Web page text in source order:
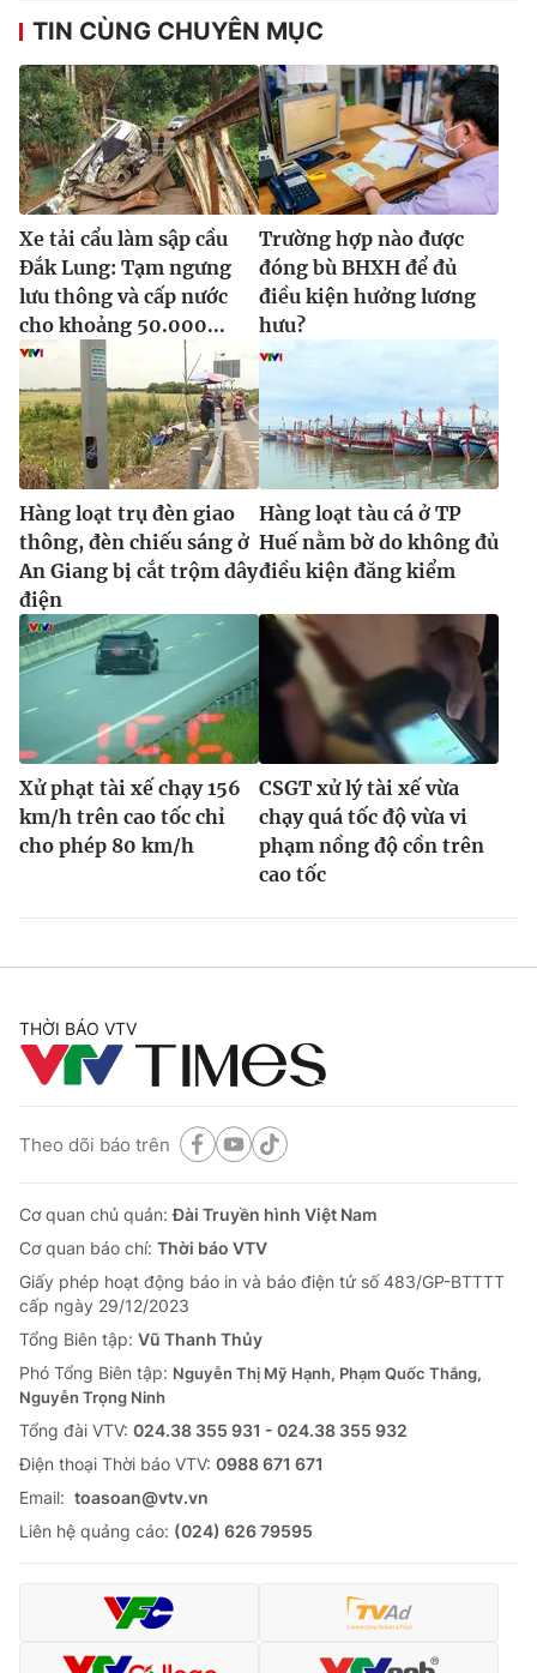
TIN CÙNG CHUYÊN MỤC
Xe tải cẩu làm sập cầu
Đắk Lung: Tạm ngưng
lưu thông và cấp nước
cho khoảng 50.000...
Trường hợp nào được
đóng bù BHXH để đủ
điều kiện hưởng lương
hưu?
Hàng loạt trụ đèn giao
thông, đèn chiếu sáng ở
An Giang bị cắt trộm dây
điện
Hàng loạt tàu cá ở TP
Huế nằm bờ do không đủ
điều kiện đăng kiểm
Xử phạt tài xế chạy 156
km/h trên cao tốc chỉ
cho phép 80 km/h
CSGT xử lý tài xế vừa
chạy quá tốc độ vừa vi
phạm nồng độ cồn trên
cao tốc
THỜI BÁO VTV
Theo dõi báo trên
Cơ quan chủ quản:Đài Truyền hình Việt Nam
Cơ quan báo chí: Thời báo VTV
Giấy phép hoạt động báo in và báo điện tử số 483/GP-BTTTT
cấp ngày 29/12/2023
Tổng Biên tập: Vũ Thanh Thủy
Phó Tổng Biên tập: Nguyễn Thị Mỹ Hạnh, Phạm Quốc Thắng,
Nguyễn Trọng Ninh
Tổng đài VTV: 024.38 355 931 - 024.38 355 932
Ðiện thoại Thời báo VTV: 0988 671 671
Email: toasoan@vtv.vn
Liên hệ quảng cáo: (024) 626 79595